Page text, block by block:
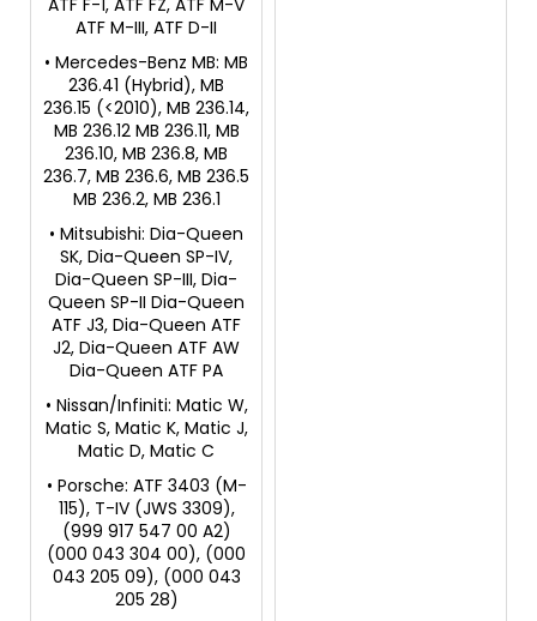
ATF F-1, ATF FZ, ATF M-V
ATF M-III, ATF D-II
• Mercedes-Benz MB: MB
236.41 (Hybrid), MB
236.15 (<2010), MB 236.14,
MB 236.12 MB 236.11, MB
236.10, MB 236.8, MB
236.7, MB 236.6, MB 236.5
MB 236.2, MB 236.1
• Mitsubishi: Dia-Queen
SK, Dia-Queen SP-IV,
Dia-Queen SP-III, Dia-
Queen SP-II Dia-Queen
ATF J3, Dia-Queen ATF
J2, Dia-Queen ATF AW
Dia-Queen ATF PA
• Nissan/Infiniti: Matic W,
Matic S, Matic K, Matic J,
Matic D, Matic C
• Porsche: ATF 3403 (M-
115), T-IV (JWS 3309),
(999 917 547 00 A2)
(000 043 304 00), (000
043 205 09), (000 043
205 28)